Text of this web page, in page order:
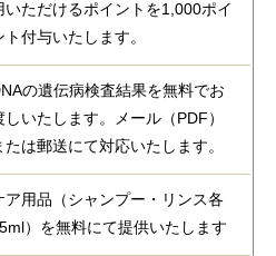
いただけるポイントを1,000ポイ
ト付与いたします。
の遺伝病検査結果を無料でお
しいたします。メール（PDF）
たは郵送にて対応いたします。
ア用品（シャンプー・リンス各
）を無料にて提供いたします